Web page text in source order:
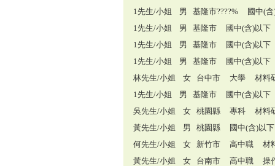
1先生/小姐 男 基隆市????% 國中(
1先生/小姐 男 基隆市 國中(含)以下
1先生/小姐 男 基隆市 國中(含)以下
1先生/小姐 男 基隆市 國中(含)以下
林先生/小姐 女 台中市 大學 材料
1先生/小姐 男 基隆市 國中(含)以下
吳先生/小姐 女 桃園縣 專科 材料
黃先生/小姐 男 桃園縣 國中(含)以
何先生/小姐 女 新竹市 高中職 材
黃先生/小姐 女 台南市 高中職 操